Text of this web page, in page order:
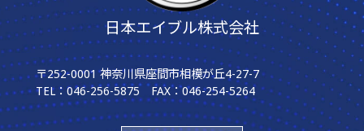
日本エイブル株式会社
〒252-0001 神奈川県座間市相模が丘4-27-7
TEL：046-256-5875 FAX：046-254-5264